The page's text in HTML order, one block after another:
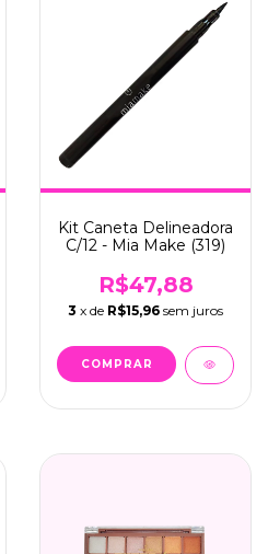
Kit Caneta Delineadora
C/12 - Mia Make (319)
R$47,88
3 x de R$15,96 sem juros